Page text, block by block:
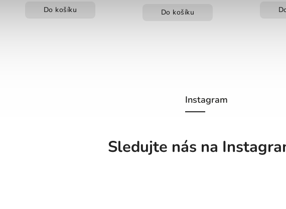
Do košíku Do košíku
Instagram
Sledujte nás na